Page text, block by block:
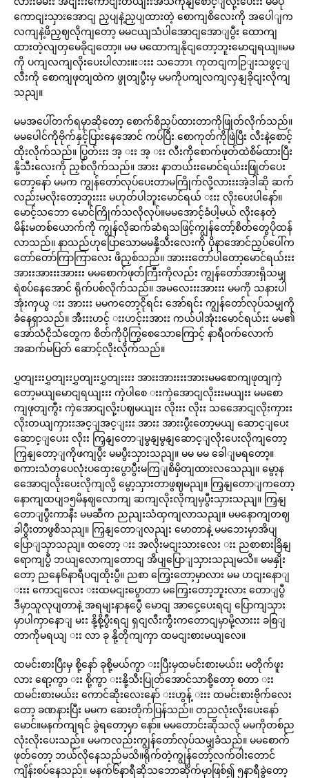
ကောငျးသှားအောငျ ညှပျနဲ့ညှပျထားတဲ့ စောကျစိလေးကို အပေါျက
လကျနဲ့ဖိညှဈလိုကျတော့ မမငယျသံပါအောငျအောျပွီး ထောကျ
ထားတဲ့လျတှမေခိုငျတော့။ မမ မထောကျနိုငျတော့ဘူးမောငျရယျ။မမ
ကို ပကျလကျလိုးပေးပါလား။းးးး သဘောၤ ကုတငျကဉြျးသဖွင့ျ
လီးကို စောကျဖုတျထဲက ဖွုတျပွီးမှ မမကိုပကျလကျလှနျခိုငျးလိုကျ
သညျ။
မမအပေါ်တက်ရမှာဆိုတော့ စောက်စိညှပ်ထားတာကိုဖြုတ်လိုက်သည်။
မမပေါင်ကိုဗိုက်နှင့်ပြားနေအောင် ကပ်ပြီး စောကုတ်ကိုဖြဲပြီး လီးနဲ့စောင့်
ထိုးလိုက်သည်။ ပြွတ်းးး အ့ းး အ့ းး လီးကိုစောက်ဖုတ်ထဲစိမ်ထားပြီး
နို့သီးလေးကို ညှစ်လိုက်သည်။ အားး နာတယ်းးမောင်ရယ်းးဖြုတ်ပေး
တော့နော် မမက ကျွန်တော်လုပ်ပေးတာမကြိုက်လို့လားးးအဲ့ဒါဆို ဆက်
လည်းမလိုးတော့ဘူးးးး မဟုတ်ပါဘူးမောင်ရယ် းးး လိုးပေးပါနော်။
မောင့်သဘော မောင်ကြိုက်သလိုလုပ်။မမအောင့်ခံပါ့မယ် လိုးနေတဲ့
မိန်းမတစ်ယောက်ကို ကျွန်လိုဆက်ဆံရသဖြင့်ကျွန်တော့်စိတ်တွေပိုထန်
လာသည်။ နာသည်ဟုပြောသောမမနို့သီးလေးကို ပိုနာအောင်ညှပ်ပေါ်က
တော်တော်ကြာကြာလေး ဖိညှစ်သည်။ အားးးတော်ပါတော့မောင်ရယ်းးး
အားးအားးးအားးး မမစောက်ဖုတ်ကြီးကိုလည်း ကျွန်တော်အားရှိသမျှ
ရဲစပ်နေအောင် ရိုက်ပစ်လိုက်သည်။ အမလေးးးအားးး မမကို သနားပါ
အုံးကှယွ းး အားးး မမကတော့ငိုရင်း အော်ရင်း ကျွန်တော်လုပ်သမျှကို
ခံနေရှာသည်။ အီးးးဟင့် းးဟင့်းးအားး ကယ်ပါအုံးးမောင်ရယ်းး မမ၏
အော်သံငိုသံတွေက စိတ်ကိုပိုကြွစေသောကြောင့် နာရီဝက်လောက်
အဆက်မပြတ် ဆောင့်လိုးလိုက်သည်။
ပွှတျးးးပွှတျးးပွှတျးးပွှတျးးးး အားးအားးးးအားးမမစောကျဖုတျကှဲ
တော့မယျမောငျရယျးးး ကှဲပါစေ းးကှဲအောငျလိုးးးမယျးး မမစော
ကျဖုတျကွီး ကှဲအောငျလို့းပဈမယျးး လိုးးး လိုးး သအေောငျလိုးကှားး
လိုးတယျကှားးအင့ျအင့ျးးး အားး အားးပွီးတော့မယျ ဆောင့ျပေး
ဆောင့ျပေးး လိုးး ကြှနျတောျမွနျမွနျဆောင့ျလိုးပေးလိုကျတော့
ကြှနျတော့ျကိုဖကျပွီး မမပွီးသှားသညျ။ မမ မမ ခေါျမရတော့။
စကားသံတှပေလုံးပထှေးပွောပွီးမကြျစိမှိတျထားလသေညျ။ မွော့န
အေောငျလိုးပေးလိုကျလို့ မွော့သှားတာဖွဈမညျ။ ကြှနျတောျကတော့
နောကျထပျ၁၅မိနဈလောကျ ဆကျလိုးလိုကျမှပွီးသှားသညျ။ ကြှနျ
တောျပွီးကာနီး မမဆီက ညညျးသံထှကျလာသညျ။ မမနောကျတဈ
ခါပွီးတာဖွစိသညျ။ ကြှနျတောျလညျး မောတာနဲ့ မမဘေးမှာအိပျ
ပြောျသှာသညျ။ ထတော့ းး အလိုးမငျးသားလေး းး ညစာစားခြိနျ
ရောကျပွီ ဘယျလောကျတောငျ အိပျပြောျသှားသညျမသိ။ မမနှိုး
တော့ ညနေ၆နာရီပငျထိုးပွီ။ ညစာ ကြှေးတော့မှာလား မမ ဟငျးနောျ
းးး ကောငျလေး းးထမငျးပွောတာ မကြှေးတော့ဘူးလား တောျပွီ
ဒီမှာသူလုပျတာနဲ့ အရမျးနာနပွေီ မောငျ အာငှေ့ပေးရငျ ပြောကျသှား
မှာပါကှာနောျ မးး နို့စို့ပွီးရငျ ရှငျလီးကွီးကတောငျမှာမို့လားးး ခစြျ
တာကိုမရယျ းး လာ ခု နို့တိုကျကှာ ထမငျးစားမယျလေ။
ထမင်းစားပြီးမှ စို့နော် ခုစို့မယ်ကွာ းးပြီးမှထမင်းစားမယ်းး မတိုက်ဖူး
လား ရော့ကွာ းး စို့ကွာ းးနို့သီးပြုတ်အောင်သာစို့တော့ စတာ းး
ထမင်းစားမယ်းး ကောင်ဆိုးလေးနော် းးဟွန့် းးး ထမင်းစားဗိုက်လေး
တော့ ခဏနားပြီး မမက ဆေးတိုက်ပြန်သည်။ တညလုံးလိုးပေးနော်
မောင်။မနက်ကျရင် ခွဲရတော့မှာ နော်။ မမတောင်းဆိုသလို မမကိုတစ်ည
လုံးလိုးပေးသည်။ မမကလည်းကျွန်တော်လုပ်သမျှခံသည်။ မမစောက်
ဖုတ်တော့ ဘယ်လိုနေသည်မသိ။ရိုက်တဲ့ကျွန်တော့်လက်ဝါးတောင်
ကျိန်းစပ်နေသည်။ မနက်၆နာရီဆိုသဘောင်္ဆိုက်မှာဖြစ်၍ ၅နာရီခွဲတော့